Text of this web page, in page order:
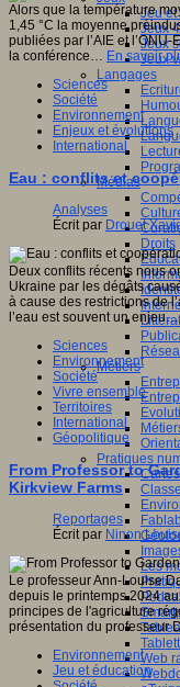
Jeu
Jeux
Jeux
Jeux
Langages
Médias
Droits
Métiers
Pratiques
Les
Web
Alors que la température
1,45 °C la moyenne
publiées par l’AIE et
la conférence… En savoir
Sciences
Société
Environnement
Enjeux et évolutions
International
Eau : conflits et
Analyses
Écrit par Drouet
Deux conflits récents nous
Ukraine par les dégâts
à cause des restrictions de
l’eau est souvent un
Sciences
Environnement
Société
Vivre ensemble
Territoires
International
Géopolitique
From Professor to
Kirkview Farms
Reportages
Écrit par Ninon
Le professeur Ann-Louise
depuis le printemps 2024
principes de l'agriculture
présentation du professeur
Environnement
Jeu et éducation